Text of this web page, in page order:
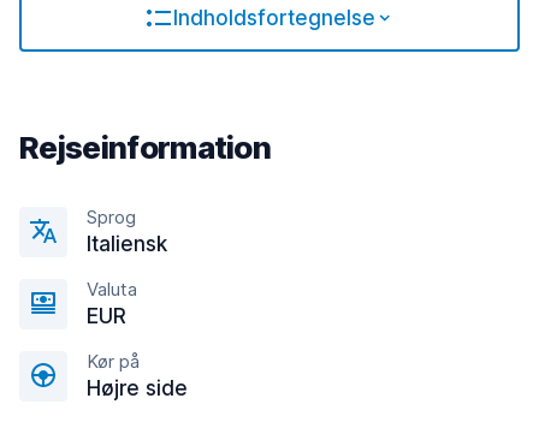
Indholdsfortegnelse
Rejseinformation
Sprog
Italiensk
Valuta
EUR
Kør på
Højre side